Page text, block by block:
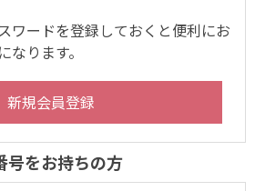
ワードを登録しておくと便利にお
ります。
号をお持ちの方